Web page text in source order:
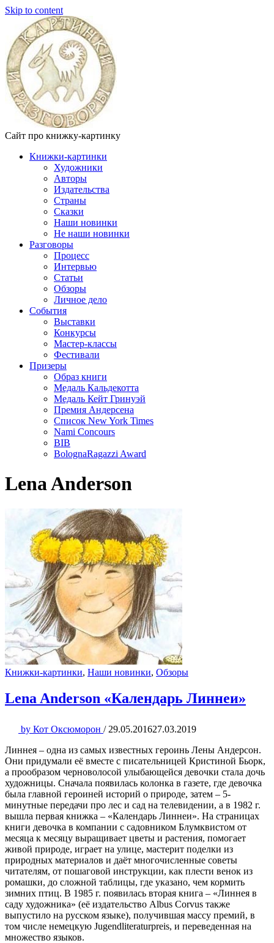
Skip to content
Сайт про книжку-картинку
Книжки-картинки
Художники
Авторы
Издательства
Страны
Сказки
Наши новинки
Не наши новинки
Разговоры
Процесс
Интервью
Статьи
Обзоры
Личное дело
События
Выставки
Конкурсы
Мастер-классы
Фестивали
Призеры
Образ книги
Медаль Кальдекотта
Медаль Кейт Гринуэй
Премия Андерсена
Список New York Times
Nami Concours
BIB
BolognaRagazzi Award
Lena Anderson
Книжки-картинки, Наши новинки, Обзоры
Lena Anderson «Календарь Линнеи»
by Кот Оксюморон / 29.05.201627.03.2019
Линнея – одна из самых известных героинь Лены Андерсон.
Они придумали её вместе с писательницей Кристиной Бьорк,
а прообразом черноволосой улыбающейся девочки стала дочь
художницы. Сначала появилась колонка в газете, где девочка
была главной героиней историй о природе, затем – 5-
минутные передачи про лес и сад на телевидении, а в 1982 г.
вышла первая книжка – «Календарь Линнеи». На страницах
книги девочка в компании с садовником Блумквистом от
месяца к месяцу выращивает цветы и растения, помогает
живой природе, играет на улице, мастерит поделки из
природных материалов и даёт многочисленные советы
читателям, от пошаговой инструкции, как плести венок из
ромашки, до сложной таблицы, где указано, чем кормить
зимних птиц. В 1985 г. появилась вторая книга – «Линнея в
саду художника» (её издательство Albus Corvus также
выпустило на русском языке), получившая массу премий, в
том числе немецкую Jugendliteraturpreis, и переведенная на
множество языков.